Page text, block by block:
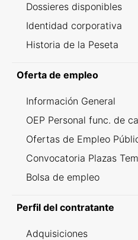
Dossieres disponibles
Identidad corporativa
Historia de la Peseta
Oferta de empleo
Información General
OEP Personal func. de
Ofertas de Empleo
Convocatoria Plazas
Bolsa de empleo
Perfil del contratante
Adquisiciones